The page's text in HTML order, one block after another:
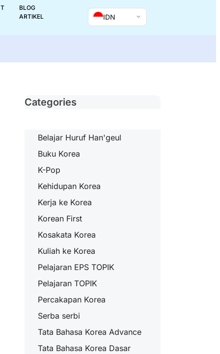
BLOG
ARTIKEL
IDN
Categories
Belajar Huruf Han'geul
Buku Korea
K-Pop
Kehidupan Korea
Kerja ke Korea
Korean First
Kosakata Korea
Kuliah ke Korea
Pelajaran EPS TOPIK
Pelajaran TOPIK
Percakapan Korea
Serba serbi
Tata Bahasa Korea Advance
Tata Bahasa Korea Dasar